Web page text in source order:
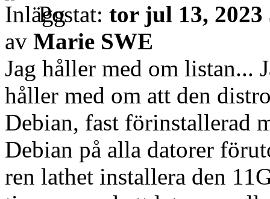
Postat: tor jul 13, 2023
av Marie SWE
Jag håller med om listan...
håller med om att den
Debian, fast förinstallerad
Debian på alla datorer
ren lathet installera den